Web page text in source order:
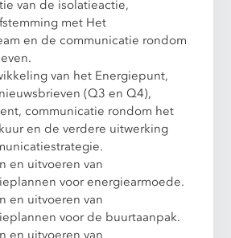
van de isolatieactie,
met Het
en de communicatie rondom
van het Energiepunt,
(Q3 en Q4),
communicatie rondom het
en de verdere uitwerking
en uitvoeren van
voor energiearmoede.
en uitvoeren van
voor de buurtaanpak.
en uitvoeren van